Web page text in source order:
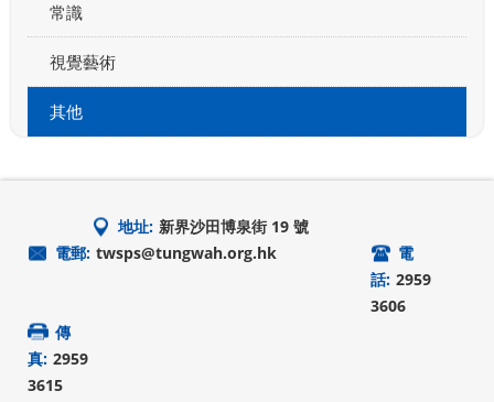
常識
視覺藝術
其他
地址: 新界沙田博泉街 19 號
電郵: twsps@tungwah.org.hk
電
話: 2959
3606
傳
真: 2959
3615